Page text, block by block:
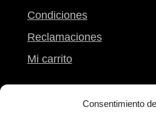
Consentimiento
Condiciones
Reclamaciones
Mi carrito